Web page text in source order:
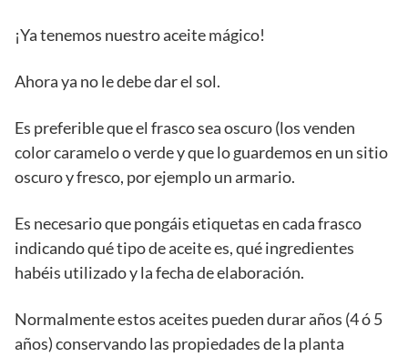
¡Ya tenemos nuestro aceite mágico!
Ahora ya no le debe dar el sol.
Es preferible que el frasco sea oscuro (los venden
color caramelo o verde y que lo guardemos en un sitio
oscuro y fresco, por ejemplo un armario.
Es necesario que pongáis etiquetas en cada frasco
indicando qué tipo de aceite es, qué ingredientes
habéis utilizado y la fecha de elaboración.
Normalmente estos aceites pueden durar años (4 ó 5
años) conservando las propiedades de la planta